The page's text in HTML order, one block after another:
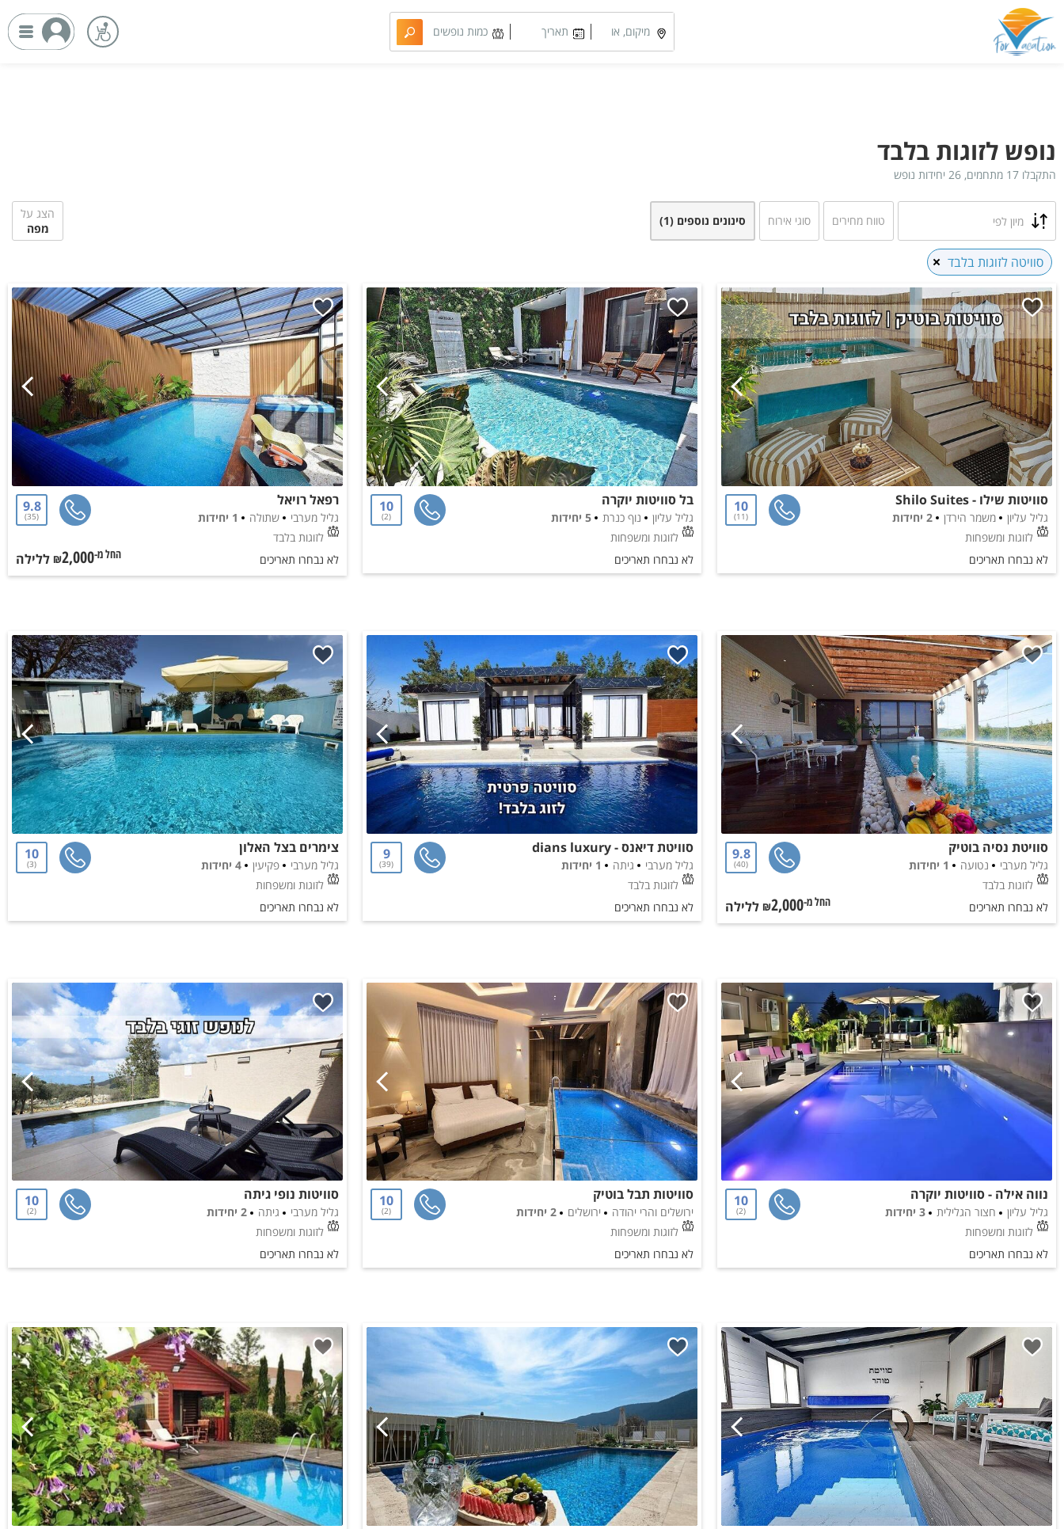
נופש לזוגות בלבד
התקבלו 17 מתחמים, 26 יחידות נופש
מיקום, או תאריך כמות נופשים
מיון לפי
הצג על
מפה
טווח מחירים סוגי אירוח סינונים נוספים (1)
סוויטה לזוגות בלבד
סוויטות שילו - Shilo Suites
גליל עליון משמר הירדן
2 יחידות
לזוגות ומשפחות
10
11
לא נבחרו תאריכים
בל סוויטות יוקרה
גליל עליון נוף כנרת
5 יחידות
לזוגות ומשפחות
10
2
לא נבחרו תאריכים
רפאל רויאל
גליל מערבי שתולה
1 יחידות
לזוגות בלבד
9.8
35
לא נבחרו תאריכים החל מ-₪2,000 ללילה
סוויטת נסיה בוטיק
גליל מערבי נטועה
1 יחידות
לזוגות בלבד
9.8
40
לא נבחרו תאריכים החל מ-₪2,000 ללילה
סוויטת דיאנס - dians luxury
גליל מערבי גיתה
1 יחידות
לזוגות בלבד
9
39
לא נבחרו תאריכים
צימרים בצל האלון
גליל מערבי פקיעין
4 יחידות
לזוגות ומשפחות
10
3
לא נבחרו תאריכים
נווה אילה - סוויטות יוקרה
גליל עליון חצור הגלילית
3 יחידות
לזוגות ומשפחות
10
2
לא נבחרו תאריכים
סוויטות תבל בוטיק
ירושלים והרי יהודה ירושלים
2 יחידות
לזוגות ומשפחות
10
2
לא נבחרו תאריכים
סוויטות נופי גיתה
גליל מערבי גיתה
2 יחידות
לזוגות ומשפחות
10
2
לא נבחרו תאריכים